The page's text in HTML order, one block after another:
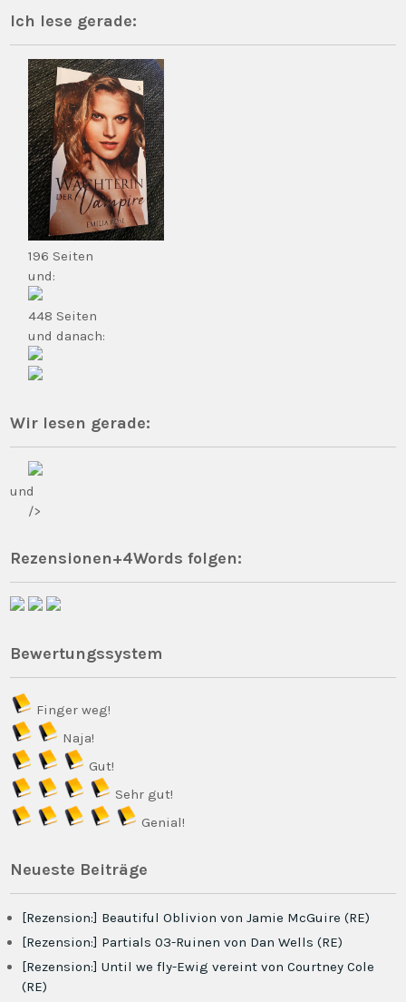
Ich lese gerade:
196 Seiten
und:
448 Seiten
und danach:
Wir lesen gerade:
und
/>
Rezensionen+4Words folgen:
Bewertungssystem
Finger weg!
Naja!
Gut!
Sehr gut!
Genial!
Neueste Beiträge
[Rezension:] Beautiful Oblivion von Jamie McGuire (RE)
[Rezension:] Partials 03-Ruinen von Dan Wells (RE)
[Rezension:] Until we fly-Ewig vereint von Courtney Cole
(RE)